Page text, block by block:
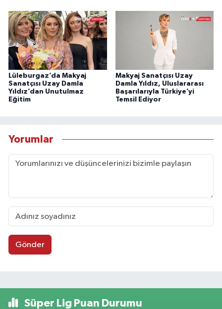
Lüleburgaz’da Makyaj
Sanatçısı Uzay Damla
Yıldız’dan Unutulmaz
Eğitim
Makyaj Sanatçısı Uzay
Damla Yıldız, Uluslararası
Başarılarıyla Türkiye’yi
Temsil Ediyor
Yorumlar
Gönder
Süper Lig Puan Durumu